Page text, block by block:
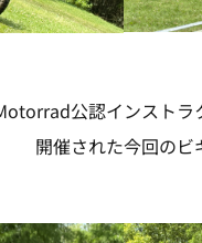
公認インストラ
開催された今回の